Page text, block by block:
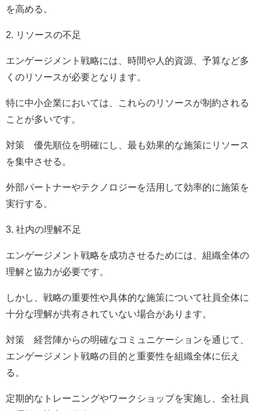
を高める。
2. リソースの不足
エンゲージメント戦略には、時間や人的資源、予算など多
くのリソースが必要となります。
特に中小企業においては、これらのリソースが制約される
ことが多いです。
対策 優先順位を明確にし、最も効果的な施策にリソース
を集中させる。
外部パートナーやテクノロジーを活用して効率的に施策を
実行する。
3. 社内の理解不足
エンゲージメント戦略を成功させるためには、組織全体の
理解と協力が必要です。
しかし、戦略の重要性や具体的な施策について社員全体に
十分な理解が共有されていない場合があります。
対策 経営陣からの明確なコミュニケーションを通じて、
エンゲージメント戦略の目的と重要性を組織全体に伝え
る。
定期的なトレーニングやワークショップを実施し、全社員